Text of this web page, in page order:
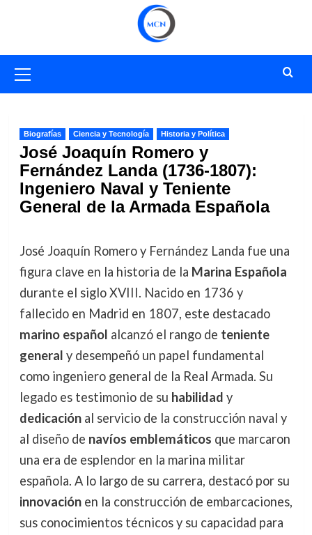
primario
Biografías Ciencia y Tecnología Historia y Política
José Joaquín Romero y
Fernández Landa (1736-1807):
Ingeniero Naval y Teniente
General de la Armada Española
José Joaquín Romero y Fernández Landa fue una
figura clave en la historia de la Marina Española
durante el siglo XVIII. Nacido en 1736 y
fallecido en Madrid en 1807, este destacado
marino español alcanzó el rango de teniente
general y desempeñó un papel fundamental
como ingeniero general de la Real Armada. Su
legado es testimonio de su habilidad y
dedicaciónal servicio de la construcción naval y
al diseño de navíos emblemáticos que marcaron
una era de esplendor en la marina militar
española. A lo largo de su carrera, destacó por su
innovaciónen la construcción de embarcaciones,
sus conocimientos técnicos y su capacidad para